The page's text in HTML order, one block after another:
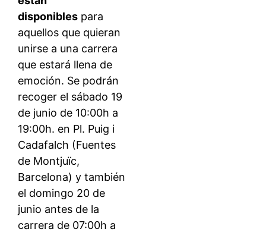
disponibles para
aquellos que quieran
unirse a una carrera
que estará llena de
emoción. Se podrán
recoger el sábado 19
de junio de 10:00h a
19:00h. en Pl. Puig i
Cadafalch (Fuentes
de Montjuïc,
Barcelona) y también
el domingo 20 de
junio antes de la
carrera de 07:00h a